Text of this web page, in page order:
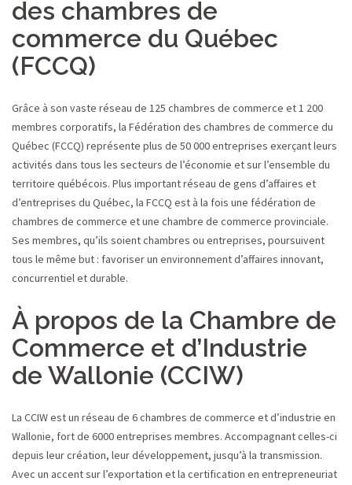
des chambres de
commerce du Québec
(FCCQ)
Grâce à son vaste réseau de 125 chambres de commerce et 1 200
membres corporatifs, la Fédération des chambres de commerce du
Québec (FCCQ) représente plus de 50 000 entreprises exerçant leurs
activités dans tous les secteurs de l’économie et sur l’ensemble du
territoire québécois. Plus important réseau de gens d’affaires et
d’entreprises du Québec, la FCCQ est à la fois une fédération de
chambres de commerce et une chambre de commerce provinciale.
Ses membres, qu’ils soient chambres ou entreprises, poursuivent
tous le même but : favoriser un environnement d’affaires innovant,
concurrentiel et durable.
À propos de la Chambre de
Commerce et d’Industrie
de Wallonie (CCIW)
La CCIW est un réseau de 6 chambres de commerce et d’industrie en
Wallonie, fort de 6000 entreprises membres. Accompagnant celles-ci
depuis leur création, leur développement, jusqu’à la transmission.
Avec un accent sur l’exportation et la certification en entrepreneuriat